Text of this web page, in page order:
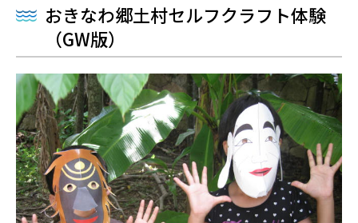
おきなわ郷土村セルフクラフト体験
（GW版）